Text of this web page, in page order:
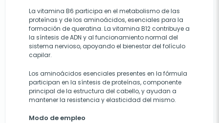
La vitamina B6 participa en el metabolismo de las
proteínas y de los aminoácidos, esenciales para la
formación de queratina. La vitamina B12 contribuye a
la síntesis de ADN y al funcionamiento normal del
sistema nervioso, apoyando el bienestar del folículo
capilar.
Los aminoácidos esenciales presentes en la fórmula
participan en la síntesis de proteínas, componente
principal de la estructura del cabello, y ayudan a
mantener la resistencia y elasticidad del mismo.
Modo de empleo